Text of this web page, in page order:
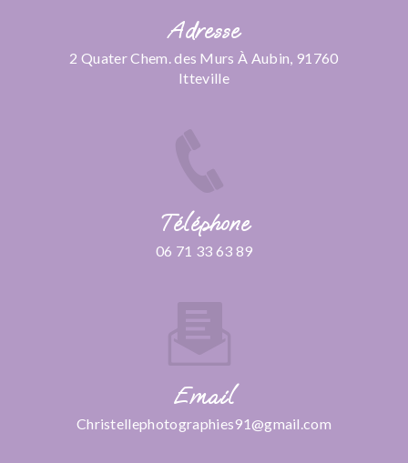
Adresse
2 Quater Chem. des Murs À Aubin, 91760
Itteville
Téléphone
06 71 33 63 89
Email
christellephotographies91@gmail.com